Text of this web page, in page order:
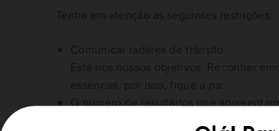
O número de resultados que